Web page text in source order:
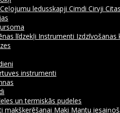
Ceļojumu ledusskapji Cimdi Cirvji
līdzekļi Instrumenti Izdzīvošanas
instrumenti
un termiskās pudeles
makšķerēšanai Maki Mantu